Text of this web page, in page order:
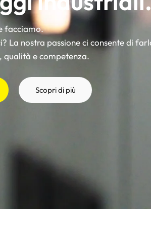
Quadri di
rinnovabili
Quadri di automazione
Pulsantiere
Impianti elettrici
facciamo.
La nostra passione ci consente di
qualità e competenza.
Scopri di più